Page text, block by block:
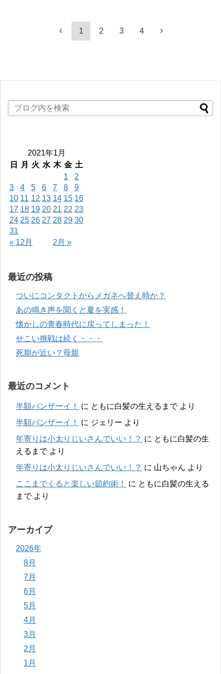
1 2 3 4
2021年1月
日
月 火 水 木 金 土
« 12月 2月 »
1
2
3
4 5 6 7 8
9
10 11 12 13 14 15 16
17 18 19 20 21 22 23
24 25 26 27 28 29 30
31
最近の投稿
ついにコンタクトからメガネへ替え時か？
あの鳴き声を聞くと夏を実感！
懐かしの青春時代に戻ってしまった！
せこい挑戦は続く・・・
死期が近い？母親
最近のコメント
半額バンザーイ！ に ともに白髪の生えるまでより
半額バンザーイ！
に ジェリー より
年寄りは小太りじいさんでいい！？ に ともに白髪の生
えるまでより
年寄りは小太りじいさんでいい！？ に 山ちゃん より
ここまでくると楽しい節約術！
に ともに白髪の生える
までより
アーカイブ
2026年
8月
7月
6月
5月
4月
3月
2月
1月